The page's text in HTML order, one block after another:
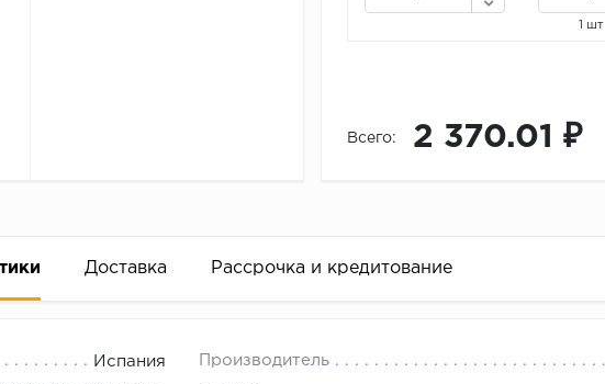
1 шт
Всего: 2 370.01 ₽
Доставка Рассрочка и кредитование
Испания Производитель